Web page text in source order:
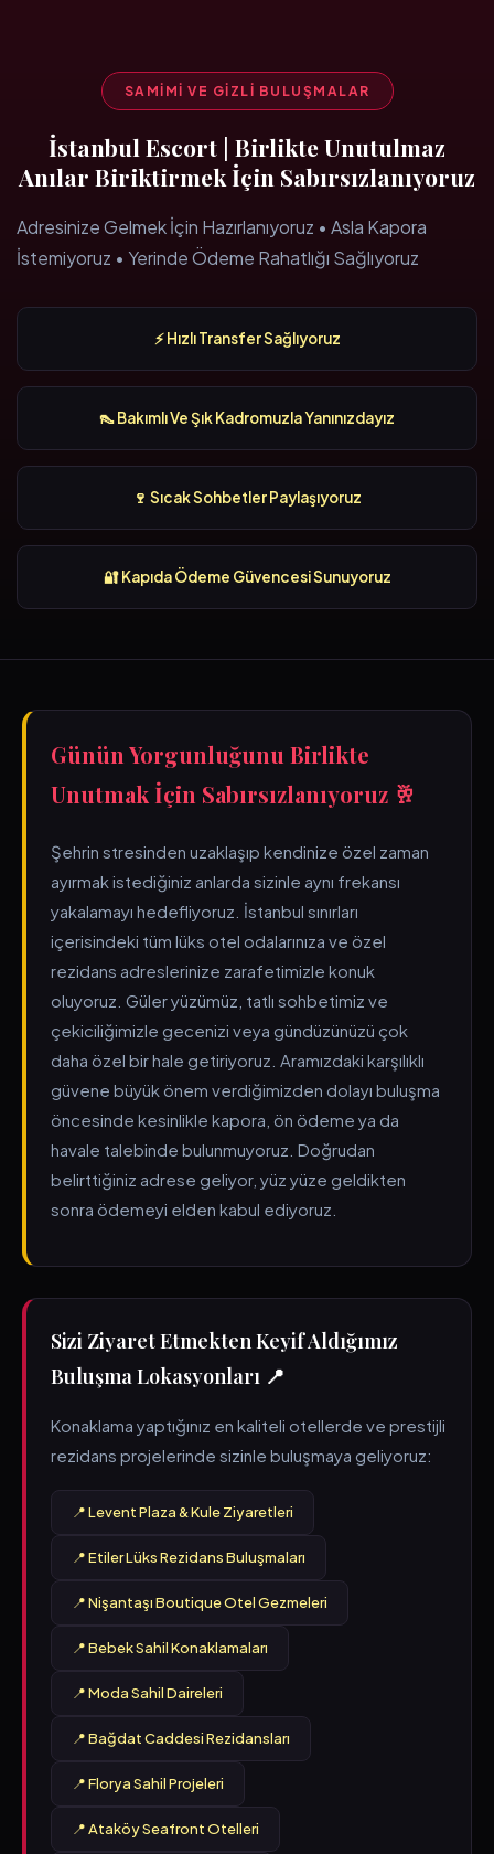
SAMIMI VE GIZLI BULUŞMALAR
İstanbul Escort | Birlikte Unutulmaz
Anılar Biriktirmek İçin Sabırsızlanıyoruz
Adresinize Gelmek İçin Hazırlanıyoruz • Asla Kapora
İstemiyoruz • Yerinde Ödeme Rahatlığı Sağlıyoruz
⚡ Hızlı Transfer Sağlıyoruz
👠 Bakımlı Ve Şık Kadromuzla Yanınızdayız
🍷 Sıcak Sohbetler Paylaşıyoruz
🔐 Kapıda Ödeme Güvencesi Sunuyoruz
Günün Yorgunluğunu Birlikte
Unutmak İçin Sabırsızlanıyoruz 🥂
Şehrin stresinden uzaklaşıp kendinize özel zaman
ayırmak istediğiniz anlarda sizinle aynı frekansı
yakalamayı hedefliyoruz. İstanbul sınırları
içerisindeki tüm lüks otel odalarınıza ve özel
rezidans adreslerinize zarafetimizle konuk
oluyoruz. Güler yüzümüz, tatlı sohbetimiz ve
çekiciliğimizle gecenizi veya gündüzünüzü çok
daha özel bir hale getiriyoruz. Aramızdaki karşılıklı
güvene büyük önem verdiğimizden dolayı buluşma
öncesinde kesinlikle kapora, ön ödeme ya da
havale talebinde bulunmuyoruz. Doğrudan
belirttiğiniz adrese geliyor, yüz yüze geldikten
sonra ödemeyi elden kabul ediyoruz.
Sizi Ziyaret Etmekten Keyif Aldığımız
Buluşma Lokasyonları 📍
Konaklama yaptığınız en kaliteli otellerde ve prestijli
rezidans projelerinde sizinle buluşmaya geliyoruz:
📍 Levent Plaza & Kule Ziyaretleri
📍 Etiler Lüks Rezidans Buluşmaları
📍 Nişantaşı Boutique Otel Gezmeleri
📍 Bebek Sahil Konaklamaları
📍 Moda Sahil Daireleri
📍 Bağdat Caddesi Rezidansları
📍 Florya Sahil Projeleri
📍 Ataköy Seafront Otelleri